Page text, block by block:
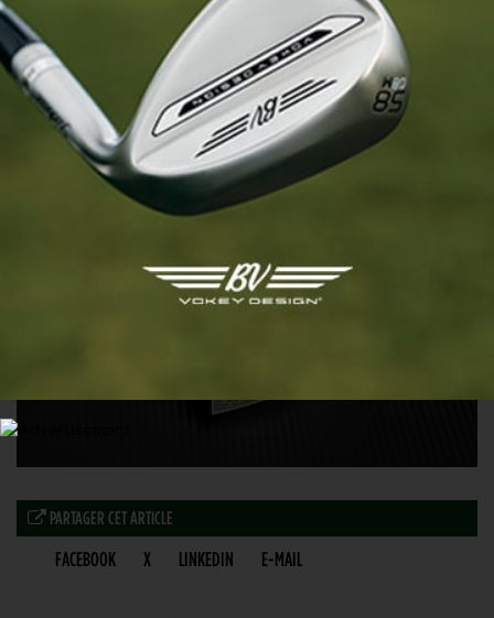
MATÉRIEL
Vous voulez briller sur les greens comme Ryan Gerard
ou Lydia Ko ? C’est désormais possible !
29 JUIN 2026
PARTAGER CET ARTICLE
FACEBOOK X LINKEDIN E-MAIL